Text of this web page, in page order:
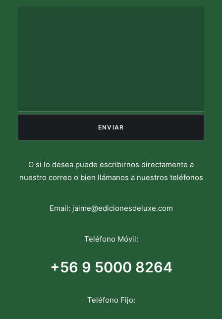
O si lo desea puede escribirnos directamente a
nuestro correo o bien llámanos a nuestros teléfonos
Email: jaime@edicionesdeluxe.com
Teléfono Móvil:
+56 9 5000 8264
Teléfono Fijo: